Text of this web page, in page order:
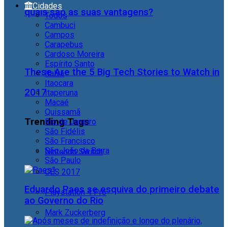
quais são as suas vantagens?
These Are the 5 Big Tech Stories to Watch in
2017
Trending Tags
Nintendo Switch
CES 2017
Playstation 4 Pro
Mark Zuckerberg
Cidades
Todos
Cambuci
Campos
Carapebus
Cardoso Moreira
Espírito Santo
Italva
Itaocara
Itaperuna
Macaé
Quissamã
Rio de Janeiro
São Fidélis
São Francisco
São João da Barra
São Paulo
Eduardo Paes se esquiva do primeiro debate
ao Governo do Rio